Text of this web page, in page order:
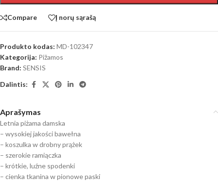
Compare Į norų sąrašą
Produkto kodas: MD-102347
Kategorija: Pižamos
Brand: SENSIS
Dalintis:
Aprašymas
Letnia piżama damska
– wysokiej jakości bawełna
– koszulka w drobny prążek
– szerokie ramiączka
– krótkie, luźne spodenki
– cienka tkanina w pionowe paski